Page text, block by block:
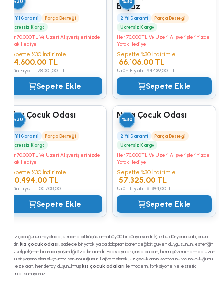
Kampüs
2 Yıl Garanti
Parça Desteği
Ücretsiz Kargo
Her 70.000TL Ve Üzeri Alışverişlerinizde
Yatak Hediye
%30
Sepette %30 İndirimle
54.600,00 TL
Ürün Fiyatı 78.001,00 TL
Sepete Ekle
Beyaz
2 Yıl Garanti
Parça Desteği
Ücretsiz Kargo
Her 70.000TL Ve Üzeri Alışverişlerinizde
Yatak Hediye
%30
Sepette %30 İndirimle
66.106,00 TL
Ürün Fiyatı 94.439,00 TL
Sepete Ekle
Alya Çocuk Odası
2 Yıl Garanti
Parça Desteği
Ücretsiz Kargo
Her 70.000TL Ve Üzeri Alışverişlerinizde
Yatak Hediye
%30
Sepette %30 İndirimle
70.494,00 TL
Ürün Fiyatı 100.708,00 TL
Sepete Ekle
Nora Çocuk Odası
2 Yıl Garanti
Parça Desteği
Ücretsiz Kargo
Her 70.000TL Ve Üzeri Alışverişlerinizde
Yatak Hediye
%30
Sepette %30 İndirimle
57.325,00 TL
Ürün Fiyatı 81.894,00 TL
Sepete Ekle
Her kız çocuğunun hayalinde, kendine ait küçük ama büyülü bir dünya vardır. İşte bu dünyanın kalbi, onun
odasıdır. Kız çocuk odası, sadece bir yatak ya da dolaptan ibaret değildir; güven duygusunun, estetiğin
ve kişisel gelişimin bir arada yaşandığı özel bir alandır. Ebeveynler içinse bu alan, hem güvenli hem de uzun
ömürlü bir yaşam alanı oluşturma sorumluluğudur. Lajivert olarak, kız çocuklarının konforunu ve mutluluğunu
merkeze alan, her detayı düşünülmüşkız çocuk odaları ile modern, fonksiyonel ve estetik
çözümler sunuyoruz.